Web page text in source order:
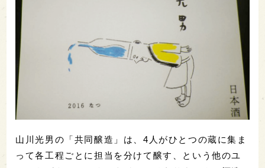
山川光男の「共同醸造」は、4人がひとつの蔵に集ま
って各工程ごとに担当を分けて醸す、という他のユ